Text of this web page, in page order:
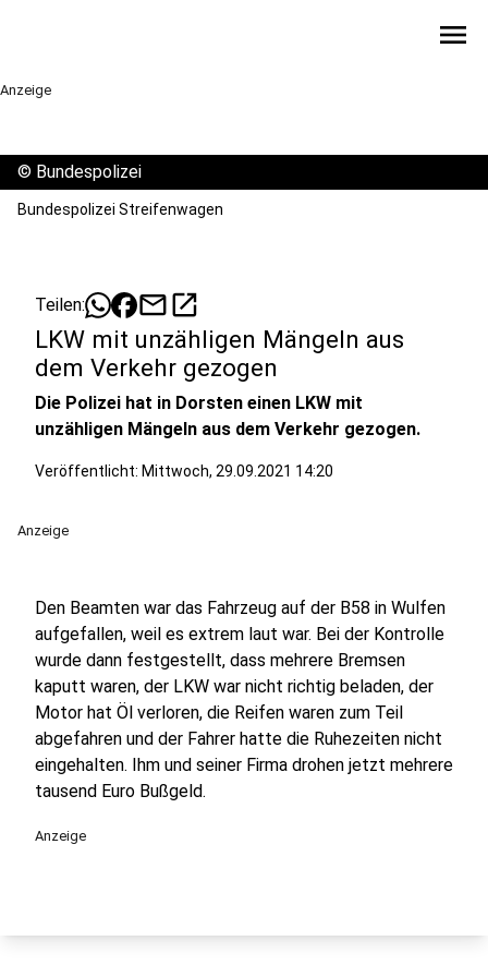
menu
Anzeige
© Bundespolizei
Bundespolizei Streifenwagen
Teilen: mailopen_in_new
LKW mit unzähligen Mängeln aus
dem Verkehr gezogen
Die Polizei hat in Dorsten einen LKW mit
unzähligen Mängeln aus dem Verkehr gezogen.
Veröffentlicht: Mittwoch, 29.09.2021 14:20
Anzeige
Den Beamten war das Fahrzeug auf der B58 in Wulfen
aufgefallen, weil es extrem laut war. Bei der Kontrolle
wurde dann festgestellt, dass mehrere Bremsen
kaputt waren, der LKW war nicht richtig beladen, der
Motor hat Öl verloren, die Reifen waren zum Teil
abgefahren und der Fahrer hatte die Ruhezeiten nicht
eingehalten. Ihm und seiner Firma drohen jetzt mehrere
tausend Euro Bußgeld.
Anzeige